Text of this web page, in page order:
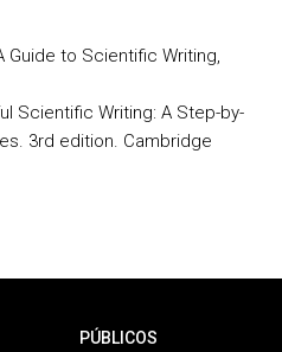
Guide to Scientific Writing,
Scientific Writing: A Step-by-
3rd edition. Cambridge
PÚBLICOS